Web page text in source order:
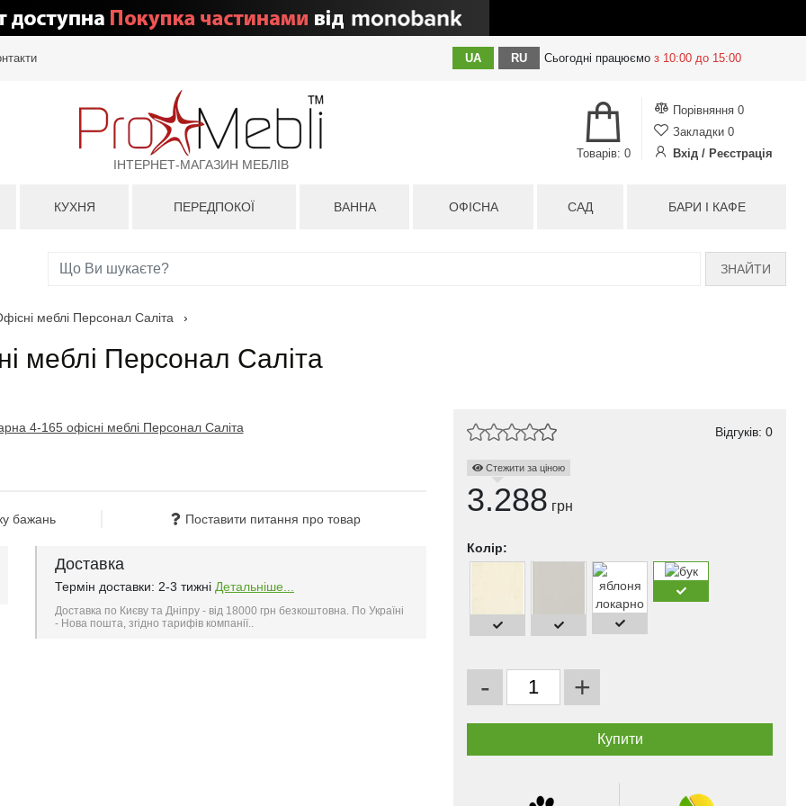
UA RU Сьогодні працюємо з 10:00 до 15:00
ІНТЕРНЕТ-МАГАЗИН МЕБЛІВ
Порівняння 0
Закладки 0
Вхід / Реєстрація
Товарів: 0
КУХНЯ ПЕРЕДПОКОЇ ВАННА ОФІСНА САД БАРИ І КАФЕ
ЗНАЙТИ
меблі Персонал Саліта ›
меблі Персонал Саліта
бажань Поставити питання про товар
Доставка
Термін доставки: 2-3 тижні Детальніше...
Доставка по Києву та Дніпру - від 18000 грн безкоштовна. По Україні
- Нова пошта, згідно тарифів компанії..
Відгуків: 0
Стежити за ціною
3.288 грн
Колір:
- +